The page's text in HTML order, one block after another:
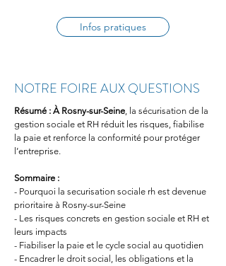
Infos pratiques
NOTRE FOIRE AUX QUESTIONS
Résumé : À Rosny-sur-Seine, la sécurisation de la
gestion sociale et RH réduit les risques, fiabilise
la paie et renforce la conformité pour protéger
l’entreprise.
Sommaire :
- Pourquoi la securisation sociale rh est devenue
prioritaire à Rosny-sur-Seine
- Les risques concrets en gestion sociale et RH et
leurs impacts
- Fiabiliser la paie et le cycle social au quotidien
- Encadrer le droit social, les obligations et la